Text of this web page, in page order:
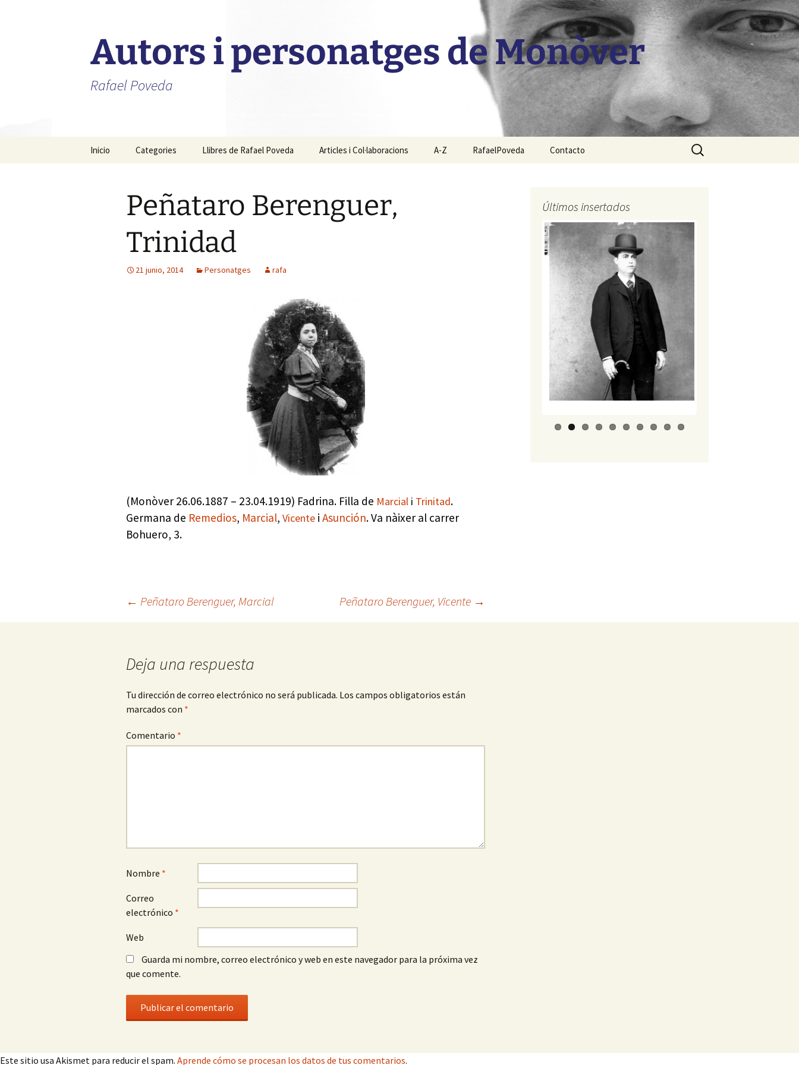
Autors i personatges de Monòver
Rafael Poveda
Inicio Categories
Alcaldes
Fotògrafs
Llibres de Rafael Poveda Articles i Col·laboracions A-Z RafaelPoveda Contacto
Buscar:
Peñataro Berenguer,
Trinidad
21 junio, 2014 Personatges rafa
(Monòver 26.06.1887 – 23.04.1919) Fadrina. Filla de Marcial i Trinitad.
Germana de Remedios, Marcial, Vicente i Asunción. Va nàixer al carrer
Bohuero, 3.
Navegación
← Peñataro Berenguer, Marcial Peñataro Berenguer, Vicente →
Deja una respuesta
Tu dirección de correo electrónico no será publicada. Los campos obligatorios están
marcados con *
Comentario *
Nombre *
Correo
electrónico *
Web
Guarda mi nombre, correo electrónico y web en este navegador para la próxima vez
que comente.
Este sitio usa Akismet para reducir el spam. Aprende cómo se procesan los datos de tus comentarios.
Últimos insertados